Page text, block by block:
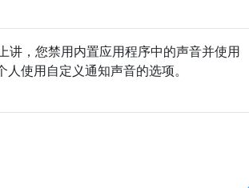
，您禁用内置应用程序中的声音并使用
使用自定义通知声音的选项。